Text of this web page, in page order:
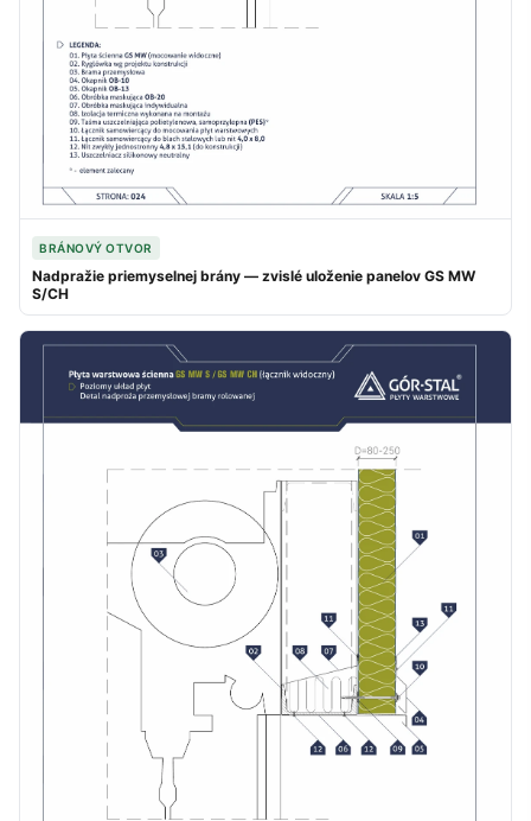
BRÁNOVÝ OTVOR
Nadpražie priemyselnej brány — zvislé uloženie panelov GS MW
S/CH